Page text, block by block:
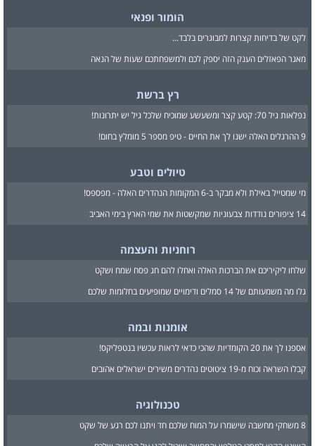
הומור ופנאי
לקט של בדיחות קצרות למבוגרים בלבד...
מאגר הפאזלים הענק הזה יספק לכם ולמשפחתכם שעות של הנאה
רץ ברשת
נפלאות גיל 70: קטע קצר ומשעשע שמוכיח שלכל גיל יש יתרונות!
9 ההרגלים האלה ישנו לך את החיים - טיפ מספר 5 מומלץ בחום!
טיולים וטבע
מי שמטייל באילת ולא מבקר ב-6 המקומות הנהדרים האלה - מפספס!
14 ציפורים נודדות צבעוניות שמקשטות את שמי הארץ בימי האביב
רוחניות והעצמה
שלחו ליקיריכם את הברכות האלה ואחלו להם חג פסח שמח ושקט
גלו מה משמעותם של 14 סמלים ודימויים שמופיעים בחלומות שלכם
אומנות ובמה
אספנו לך את 20 הקומדיות שהכי כדאי לראות עכשיו בנטפליקס!
קבלו השראה וכוח מ-19 ציטוטים נהדרים משירים ישראלים אהובים
טכנולוגיה
8 משחקי מחשבה שישמרו על המוח שלכם חד ויתנו לכם רגע של שקט